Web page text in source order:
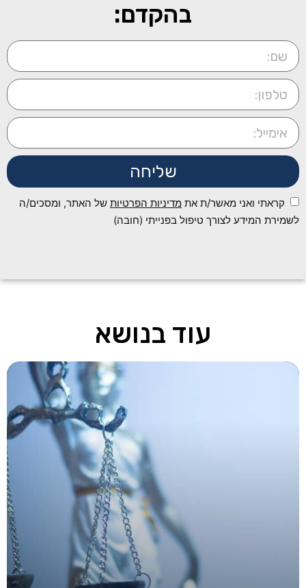
בהקדם:
שליחה
קראתי ואני מאשר/ת את מדיניות הפרטיות של האתר, ומסכים/ה
לשמירת המידע לצורך טיפול בפנייתי (חובה)
עוד בנושא